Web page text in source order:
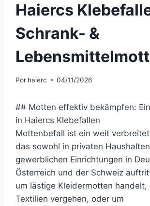
Haiercs
Schrank- &
Por haierc 04/11/2026
## Motten effektiv bekämpfen:
in Haiercs Klebefallen
Mottenbefall ist ein weit
das sowohl in privaten
gewerblichen Einrichtungen in
Österreich und der Schweiz
um lästige Kleidermotten handelt,
Textilien vergehen, oder um